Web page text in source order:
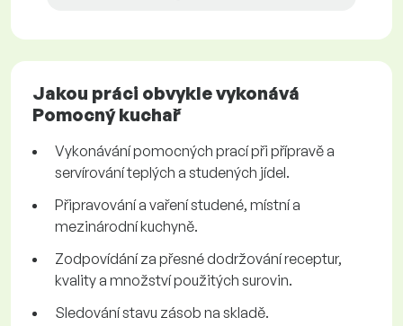
Jakou práci obvykle vykonává
Pomocný kuchař
Vykonávání pomocných prací při přípravě a
servírování teplých a studených jídel.
Připravování a vaření studené, místní a
mezinárodní kuchyně.
Zodpovídání za přesné dodržování receptur,
kvality a množství použitých surovin.
Sledování stavu zásob na skladě.